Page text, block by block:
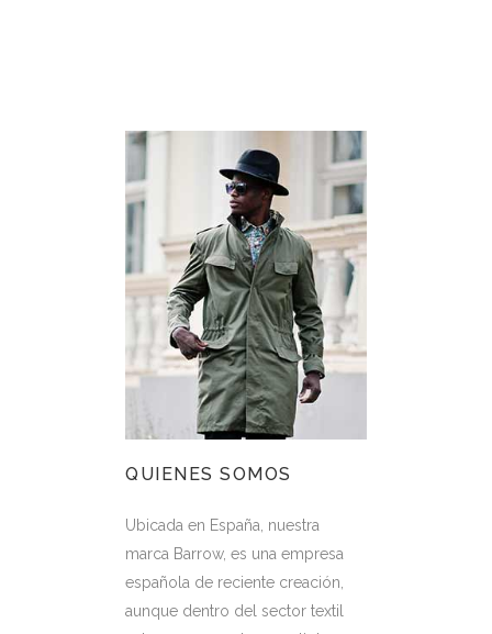
QUIENES SOMOS
Ubicada en España, nuestra
marca Barrow, es una empresa
española de reciente creación,
aunque dentro del sector textil